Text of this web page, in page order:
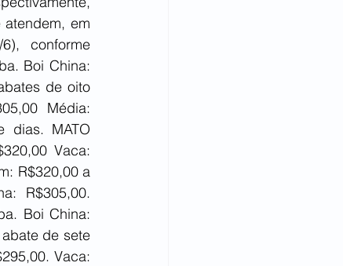
em
conforme
Boi China:
de oito
Média:
dias. MATO
Vaca:
R$320,00 a
R$305,00.
Boi China:
de sete
Vaca: